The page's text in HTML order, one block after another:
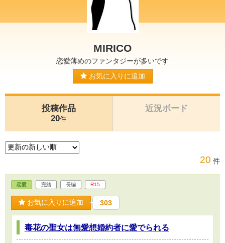
MIRICO
恋愛薄めのファンタジーが多いです
お気に入りに追加
投稿作品
20件
近況ボード
20 件
恋愛 完結 長編 R15
お気に入りに追加 303
毒花の聖女は無愛想婚約者に愛でられる